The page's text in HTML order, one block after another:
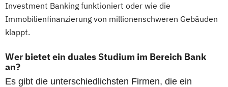
Investment Banking funktioniert oder wie die
Immobilienfinanzierung von millionenschweren Gebäuden
klappt.
Wer bietet ein duales Studium im Bereich Bank
an?
Es gibt die unterschiedlichsten Firmen, die ein